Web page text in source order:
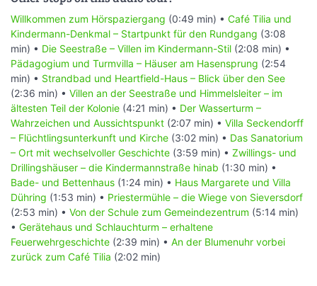
Willkommen zum Hörspaziergang (0:49 min) • Café Tilia und
Kindermann-Denkmal – Startpunkt für den Rundgang (3:08
min) • Die Seestraße – Villen im Kindermann-Stil (2:08 min) •
Pädagogium und Turmvilla – Häuser am Hasensprung (2:54
min) • Strandbad und Heartfield-Haus – Blick über den See
(2:36 min) • Villen an der Seestraße und Himmelsleiter – im
ältesten Teil der Kolonie (4:21 min) • Der Wasserturm –
Wahrzeichen und Aussichtspunkt (2:07 min) • Villa Seckendorff
– Flüchtlingsunterkunft und Kirche (3:02 min) • Das Sanatorium
– Ort mit wechselvoller Geschichte (3:59 min) • Zwillings- und
Drillingshäuser – die Kindermannstraße hinab (1:30 min) •
Bade- und Bettenhaus (1:24 min) • Haus Margarete und Villa
Dühring (1:53 min) • Priestermühle – die Wiege von Sieversdorf
(2:53 min) • Von der Schule zum Gemeindezentrum (5:14 min)
• Gerätehaus und Schlauchturm – erhaltene
Feuerwehrgeschichte (2:39 min) • An der Blumenuhr vorbei
zurück zum Café Tilia (2:02 min)